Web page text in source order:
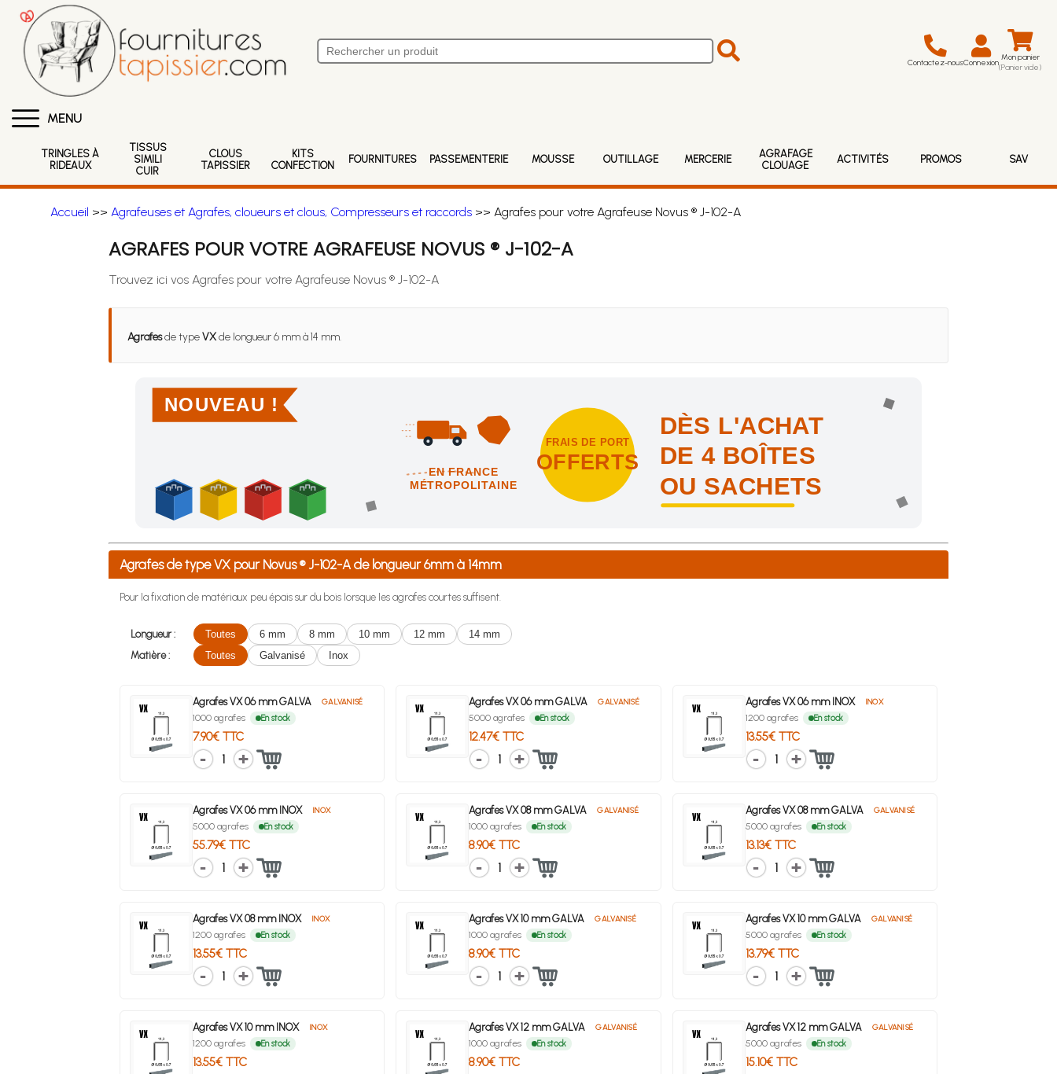
Contactez-nousConnexion Mon panier
(Panier vide)
MENU
TRINGLES À
RIDEAUX
TISSUS
SIMILI
CUIR
CLOUS
TAPISSIER
KITS
CONFECTION
FOURNITURES PASSEMENTERIE MOUSSE OUTILLAGE MERCERIE
AGRAFAGE
CLOUAGE
ACTIVITÉS PROMOS SAV
Accueil >> Agrafeuses et Agrafes, cloueurs et clous, Compresseurs et raccords>> Agrafes pour votre Agrafeuse Novus ® J-102-A
AGRAFES POUR VOTRE AGRAFEUSE NOVUS ® J-102-A
Trouvez ici vos Agrafes pour votre Agrafeuse Novus ® J-102-A
Agrafesde typeVXde longueur 6 mm à 14 mm.
NOUVEAU !
EN FRANCE
MÉTROPOLITAINE
FRAIS DE PORT
OFFERTS
DÈS L'ACHAT
DE 4 BOÎTES
OU SACHETS
Achetez 4 sachets ou boîtes d'agrafes ou de pointes et nous vous offrons les frais de port en France métropolitaine !
Agrafes de type VX pour Novus ® J-102-A de longueur 6mm à 14mm
Pour la fixation de matériaux peu épais sur du bois lorsque les agrafes courtes suffisent.
Longueur : Toutes 6 mm 8 mm 10 mm 12 mm
14 mm
Matière :
Toutes Galvanisé Inox
Agrafes VX 06 mm GALVA GALVANISÉ
1000 agrafes En stock
7.90€ TTC
1
Agrafes VX 06 mm GALVA GALVANISÉ
5000 agrafes En stock
12.47€ TTC
1
Agrafes VX 06 mm INOX INOX
1200 agrafes En stock
13.55€ TTC
1
Agrafes VX 06 mm INOX INOX
5000 agrafes En stock
55.79€ TTC
1
Agrafes VX 08 mm GALVA GALVANISÉ
1000 agrafes En stock
8.90€ TTC
1
Agrafes VX 08 mm GALVA GALVANISÉ
5000 agrafes En stock
13.13€ TTC
1
Agrafes VX 08 mm INOX INOX
1200 agrafes En stock
13.55€ TTC
1
Agrafes VX 10 mm GALVA GALVANISÉ
1000 agrafes En stock
8.90€ TTC
1
Agrafes VX 10 mm GALVA GALVANISÉ
5000 agrafes En stock
13.79€ TTC
1
Agrafes VX 10 mm INOX INOX
1200 agrafes En stock
13.55€ TTC
Agrafes VX 12 mm GALVA GALVANISÉ
1000 agrafes En stock
8.90€ TTC
Agrafes VX 12 mm GALVA GALVANISÉ
5000 agrafes En stock
15.10€ TTC